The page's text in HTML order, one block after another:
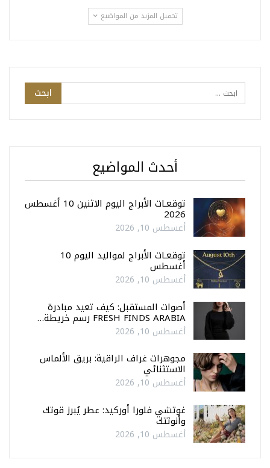
تحميل المزيد من المواضيع
أحدث المواضيع
توقعـات الأبراج اليوم الاثنين 10 أغسطس
2026
أغسطس 10, 2026
توقعـات الأبراج لمواليد اليوم 10
أغسطس
أغسطس 10, 2026
أصوات المستقبل: كيف تعيد مبادرة
FRESH FINDS ARABIA رسم خريطة…
أغسطس 10, 2026
مجوهرات غراف الراقية: بريق الألماس
الاستثنائي
أغسطس 10, 2026
غوتشي فلورا أوركيد: عطر يُبرز قوتك
وأنوثتك
أغسطس 10, 2026